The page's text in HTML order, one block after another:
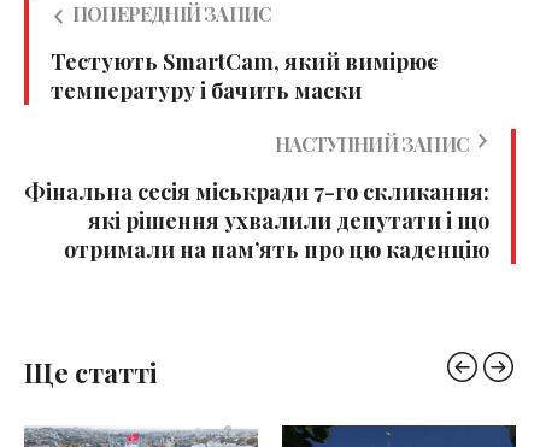
ПОПЕРЕДНІЙ ЗАПИС
Тестують SmartCam, який вимірює
температуру і бачить маски
НАСТУПНИЙ ЗАПИС
Фінальна сесія міськради 7-го скликання:
які рішення ухвалили депутати і що
отримали на пам’ять про цю каденцію
Ще статті